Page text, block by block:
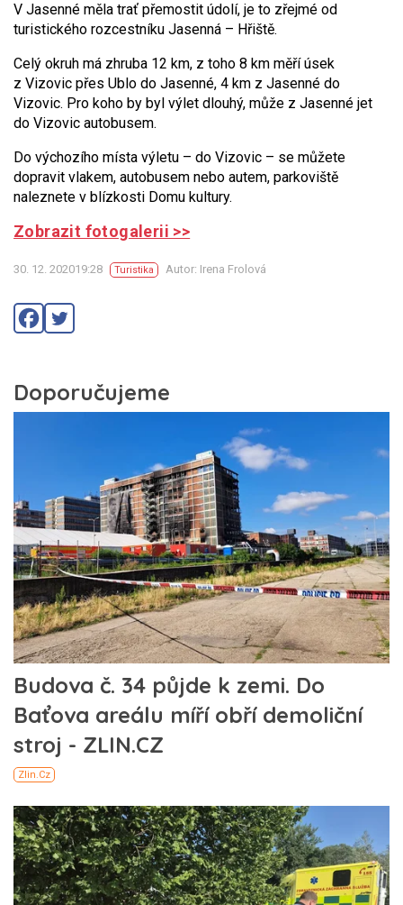
V Jasenné měla trať přemostit údolí, je to zřejmé od
turistického rozcestníku Jasenná – Hřiště.
Celý okruh má zhruba 12 km, z toho 8 km měří úsek
z Vizovic přes Ublo do Jasenné, 4 km z Jasenné do
Vizovic. Pro koho by byl výlet dlouhý, může z Jasenné jet
do Vizovic autobusem.
Do výchozího místa výletu – do Vizovic – se můžete
dopravit vlakem, autobusem nebo autem, parkoviště
naleznete v blízkosti Domu kultury.
Zobrazit fotogalerii >>
30. 12. 202019:28 Turistika Autor: Irena Frolová